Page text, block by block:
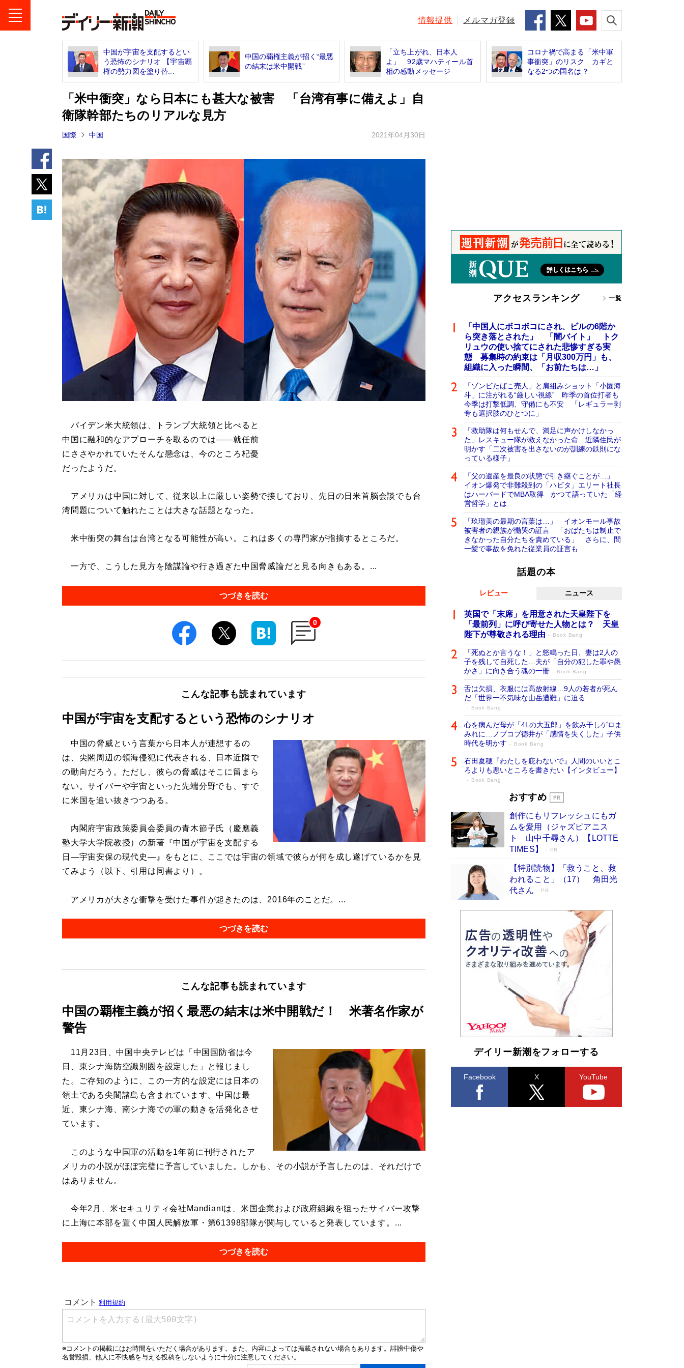
情報提供 メルマガ登録
中国が宇宙を支配するとい
う恐怖のシナリオ 【宇宙覇
権の勢力図を塗り替...
中国の覇権主義が招く“最悪
の結末は米中開戦”
「立ち上がれ、日本人
よ」 92歳マハティール首
相の感動メッセージ
コロナ禍で高まる「米中軍
事衝突」のリスク カギと
なる2つの国名は？
「米中衝突」なら日本にも甚大な被害 「台湾有事に備えよ」自
衛隊幹部たちのリアルな見方
国際 中国 2021年04月30日
バイデン米大統領は、トランプ大統領と比べると
中国に融和的なアプローチを取るのでは――就任前
にささやかれていたそんな懸念は、今のところ杞憂
だったようだ。
アメリカは中国に対して、従来以上に厳しい姿勢で接しており、先日の日米首脳会談でも台
湾問題について触れたことは大きな話題となった。
米中衝突の舞台は台湾となる可能性が高い。これは多くの専門家が指摘するところだ。
一方で、こうした見方を陰謀論や行き過ぎた中国脅威論だと見る向きもある。...
つづきを読む
0
こんな記事も読まれています
中国が宇宙を支配するという恐怖のシナリオ
中国の脅威という言葉から日本人が連想するの
は、尖閣周辺の領海侵犯に代表される、日本近隣で
の動向だろう。ただし、彼らの脅威はそこに留まら
ない。サイバーや宇宙といった先端分野でも、すで
に米国を追い抜きつつある。
内閣府宇宙政策委員会委員の青木節子氏（慶應義
塾大学大学院教授）の新著『中国が宇宙を支配する
日―宇宙安保の現代史―』をもとに、ここでは宇宙の領域で彼らが何を成し遂げているかを見
てみよう（以下、引用は同書より）。
アメリカが大きな衝撃を受けた事件が起きたのは、2016年のことだ。...
つづきを読む
こんな記事も読まれています
中国の覇権主義が招く最悪の結末は米中開戦だ！ 米著名作家が
警告
11月23日、中国中央テレビは「中国国防省は今
日、東シナ海防空識別圏を設定した」と報じまし
た。ご存知のように、この一方的な設定には日本の
領土である尖閣諸島も含まれています。中国は最
近、東シナ海、南シナ海での軍の動きを活発化させ
ています。
このような中国軍の活動を1年前に刊行されたア
メリカの小説がほぼ完璧に予言していました。しかも、その小説が予言したのは、それだけで
はありません。
今年2月、米セキュリティ会社Mandiantは、米国企業および政府組織を狙ったサイバー攻撃
に上海に本部を置く中国人民解放軍・第61398部隊が関与していると発表しています。...
つづきを読む
アクセスランキング 一覧
「中国人にボコボコにされ、ビルの6階か
ら突き落とされた」 「闇バイト」 トク
リュウの使い捨てにされた悲惨すぎる実
態 募集時の約束は「月収300万円」も、
組織に入った瞬間、「お前たちは…」
「ゾンビたばこ売人」と肩組みショット「小園海
斗」に注がれる“厳しい視線” 昨季の首位打者も
今季は打撃低調、守備にも不安 「レギュラー剥
奪も選択肢のひとつに」
「救助隊は何もせんで、満足に声かけしなかっ
た」レスキュー隊が救えなかった命 近隣住民が
明かす「二次被害を出さないのが訓練の鉄則にな
っている様子」
「父の遺産を最良の状態で引き継ぐことが…」
イオン爆発で非難殺到の「ハビタ」エリート社長
はハーバードでMBA取得 かつて語っていた「経
営哲学」とは
「玖瑠美の最期の言葉は…」 イオンモール事故
被害者の親族が慟哭の証言 「おばたちは制止で
きなかった自分たちを責めている」 さらに、間
一髪で事故を免れた従業員の証言も
話題の本
レビュー ニュース
英国で「末席」を用意された天皇陛下を
「最前列」に呼び寄せた人物とは？ 天皇
陛下が尊敬される理由
Book Bang
「死ぬとか言うな！」と怒鳴った日、妻は2人の
子を残して自死した…夫が「自分の犯した罪や愚
かさ」に向き合う魂の一冊
Book Bang
舌は欠損、衣服には高放射線…9人の若者が死ん
だ「世界一不気味な山岳遭難」に迫る
Book Bang
心を病んだ母が「4Lの大五郎」を飲み干しゲロま
みれに…ノブコブ徳井が「感情を失くした」子供
時代を明かす
Book Bang
石田夏穂『わたしを庇わないで』人間のいいとこ
ろよりも悪いところを書きたい【インタビュー】
Book Bang
73歳でも働くしかない 「老後レス時代」
「なんで？ そんな馬鹿な……」90歳になった作
家・阿刀田高さんが、ひとり暮らしの生活を明か
す
Book Bang
グに『容疑者Xの献身』『白夜行』など代表作が
並ぶ［文庫ベストセラー］
Book Bang
和田秀樹の70代、80代向け新書がベスト3を独
「『火垂るの墓』は、大嘘である」原作者が抱き
続けた“自責の念”とは…「自己憐憫は描きたくな
い」監督が徹底的にこだわったこと（後編） #
戦争の記憶
Book Bang
おすすめ
創作にもリフレッシュにもガ
ムを愛用（ジャズピアニス
ト 山中千尋さん）【LOTTE
TIMES】
PR
【特別読物】「救うこと、救
われること」（17） 角田光
代さん
PR
デイリー新潮をフォローする
Facebook X YouTube